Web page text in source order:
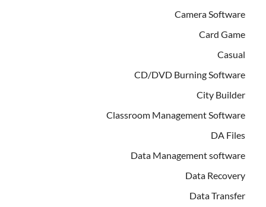
Camera Software
Card Game
Casual
CD/DVD Burning Software
City Builder
Classroom Management Software
DA Files
Data Management software
Data Recovery
Data Transfer